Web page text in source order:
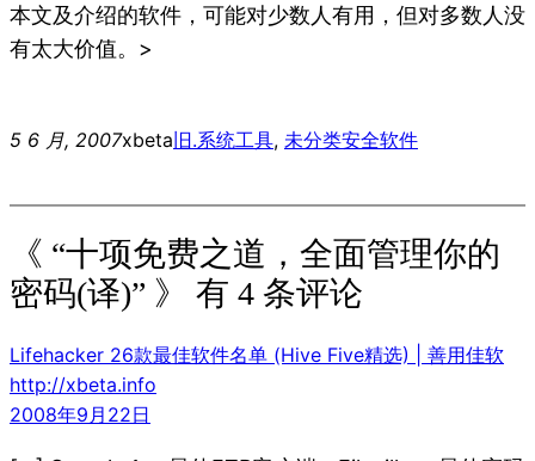
本文及介绍的软件，可能对少数人有用，但对多数人没
有太大价值。>
5 6 月, 2007xbeta旧.系统工具, 未分类安全软件
《 “十项免费之道，全面管理你的
密码(译)” 》 有 4 条评论
Lifehacker 26款最佳软件名单 (Hive Five精选) | 善用佳软
http://xbeta.info
2008年9月22日